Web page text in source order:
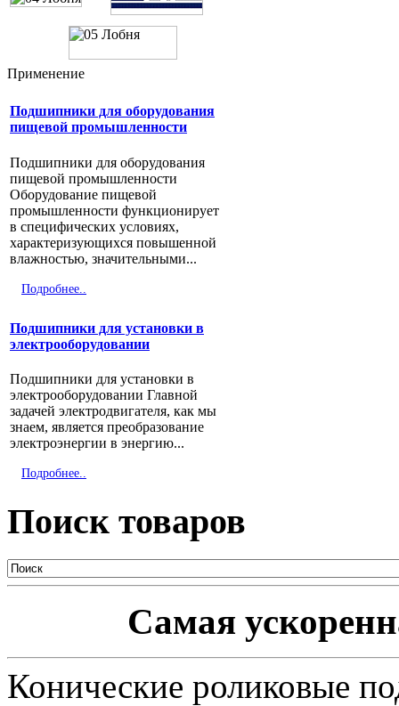
Китайские производители
QIANCHAO SBC NXZ MOS TMB
KRAFT KG NIS FBJ
Подробнее..
Применение
Подшипники для оборудования
пищевой промышленности
Подшипники для оборудования
пищевой промышленности
Оборудование пищевой
промышленности функционирует
в специфических условиях,
характеризующихся повышенной
влажностью, значительными...
Подробнее..
Подшипники для установки в
электрооборудовании
Подшипники для установки в
электрооборудовании Главной
задачей электродвигателя, как мы
знаем, является преобразование
электроэнергии в энергию...
Подробнее..
Поиск товаров
Самая
Конические роликовые